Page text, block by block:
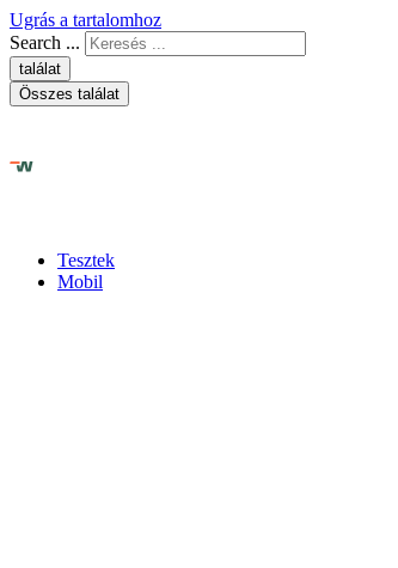
Ugrás a tartalomhoz
Search ...
találat
Összes találat
Tesztek
Mobil